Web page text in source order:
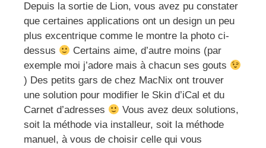
Depuis la sortie de Lion, vous avez pu constater
que certaines applications ont un design un peu
plus excentrique comme le montre la photo ci-
dessus
Certains aime, d’autre moins (par
exemple moi j’adore mais à chacun ses gouts
) Des petits gars de chez MacNix ont trouver
une solution pour modifier le Skin d’iCal et du
Carnet d’adresses
Vous avez deux solutions,
soit la méthode via installeur, soit la méthode
manuel, à vous de choisir celle qui vous